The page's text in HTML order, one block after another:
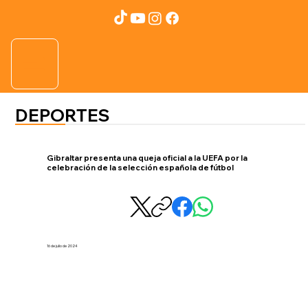
DEPORTES
Gibraltar presenta una queja oficial a la UEFA por la
celebración de la selección española de fútbol
16 de julio de 2024